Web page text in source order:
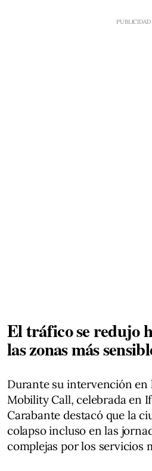
El tráfico se redujo
las zonas más
Durante su intervención en
Mobility Call, celebrada en
Carabante destacó que la
colapso incluso en las
complejas por los servicios